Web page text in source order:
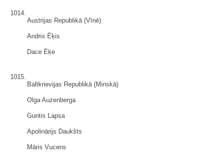
1014.
Austrijas Republikā (Vīnē)
Andris Ēķis
Dace Ēķe
1015.
Baltkrievijas Republikā (Minskā)
Olga Auzenberga
Guntis Lapsa
Apolinārijs Daukšts
Māris Vucens